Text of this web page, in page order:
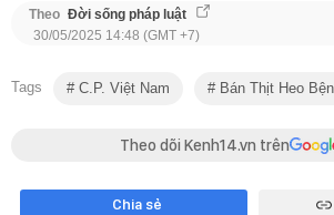
Theo Đời sống pháp luật
30/05/2025 14:48 (GMT +7)
Tags C.P. Việt Nam Bán Thịt Heo
Theo dõi Kenh14.vn trên
Chia sẻ